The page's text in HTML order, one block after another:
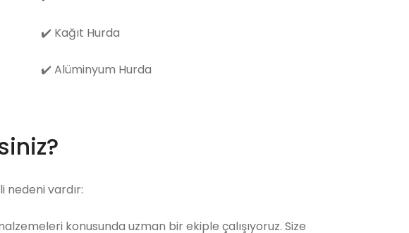
✔️ Kağıt Hurda
✔️ Alüminyum Hurda
nedeni vardır:
konusunda uzman bir ekiple çalışıyoruz. Size